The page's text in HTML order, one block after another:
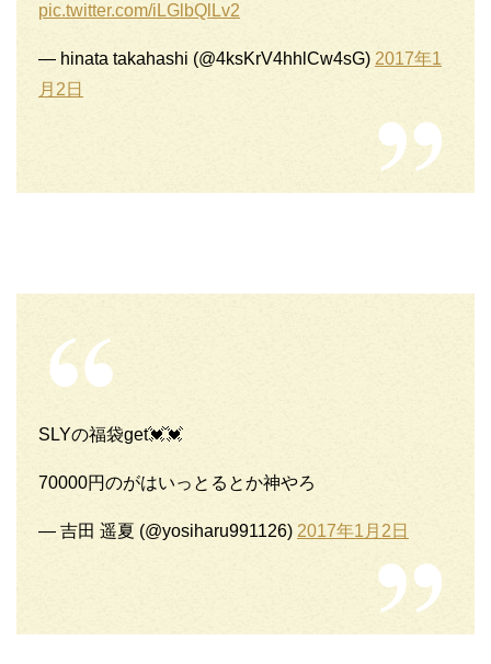
pic.twitter.com/iLGlbQlLv2
— hinata takahashi (@4ksKrV4hhlCw4sG) 2017年1
月2日
SLYの福袋get💓💓
70000円のがはいっとるとか神やろ
— 吉田 遥夏 (@yosiharu991126) 2017年1月2日